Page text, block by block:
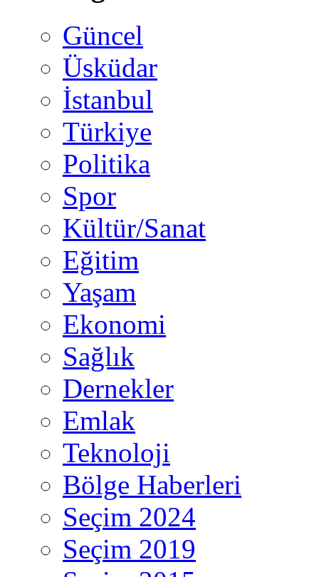
Güncel
Üsküdar
İstanbul
Türkiye
Politika
Spor
Kültür/Sanat
Eğitim
Yaşam
Ekonomi
Sağlık
Dernekler
Emlak
Teknoloji
Bölge Haberleri
Seçim 2024
Seçim 2019